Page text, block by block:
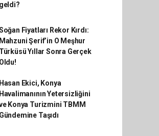
geldi?
Fiyatları Rekor Kırdı:
Mahzuni Şerif’in O Meşhur
Türküsü Yıllar Sonra Gerçek
Oldu!
Hasan Ekici, Konya
Havalimanının Yetersizliğini
Konya Turizmini TBMM
Gündemine Taşıdı